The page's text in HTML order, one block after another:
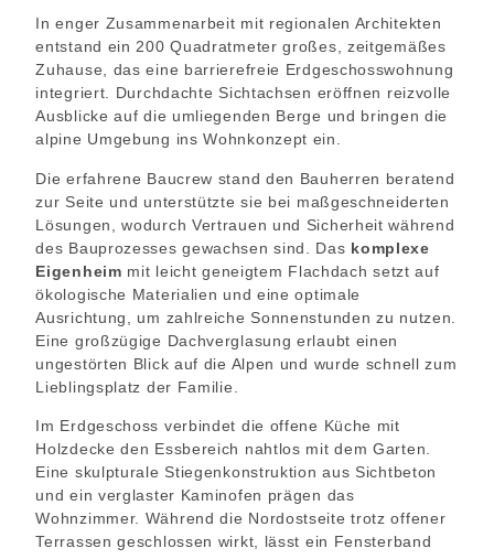
In enger Zusammenarbeit mit regionalen Architekten
entstand ein 200 Quadratmeter großes, zeitgemäßes
Zuhause, das eine barrierefreie Erdgeschosswohnung
integriert. Durchdachte Sichtachsen eröffnen reizvolle
Ausblicke auf die umliegenden Berge und bringen die
alpine Umgebung ins Wohnkonzept ein.
Die erfahrene Baucrew stand den Bauherren beratend
zur Seite und unterstützte sie bei maßgeschneiderten
Lösungen, wodurch Vertrauen und Sicherheit während
des Bauprozesses gewachsen sind. Das komplexe
Eigenheim mit leicht geneigtem Flachdach setzt auf
ökologische Materialien und eine optimale
Ausrichtung, um zahlreiche Sonnenstunden zu nutzen.
Eine großzügige Dachverglasung erlaubt einen
ungestörten Blick auf die Alpen und wurde schnell zum
Lieblingsplatz der Familie.
Im Erdgeschoss verbindet die offene Küche mit
Holzdecke den Essbereich nahtlos mit dem Garten.
Eine skulpturale Stiegenkonstruktion aus Sichtbeton
und ein verglaster Kaminofen prägen das
Wohnzimmer. Während die Nordostseite trotz offener
Terrassen geschlossen wirkt, lässt ein Fensterband